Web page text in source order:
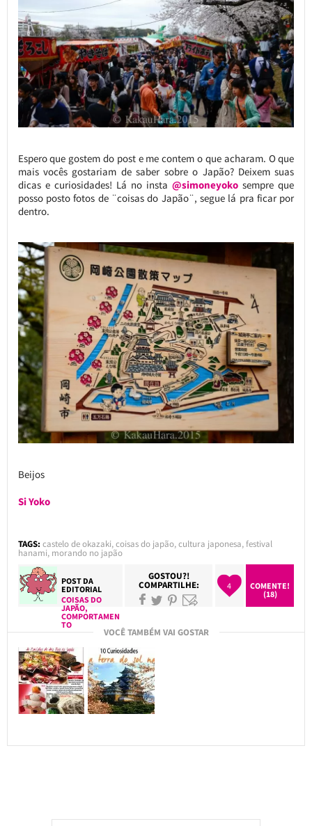
Espero que gostem do post e me contem o que acharam. O que
mais vocês gostariam de saber sobre o Japão? Deixem suas
dicas e curiosidades! Lá no insta @simoneyoko sempre que
posso posto fotos de ¨coisas do Japão¨, segue lá pra ficar por
dentro.
Beijos
Si Yoko
TAGS: castelo de okazaki,coisas do japão,cultura japonesa,festival
hanami, morando no japão
POST DA
EDITORIAL
COISAS DO
JAPÃO,
COMPORTAMEN
TO
GOSTOU?!
COMPARTILHE: 4
COMENTE!
(18)
VOCÊ TAMBÉM VAI GOSTAR